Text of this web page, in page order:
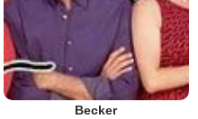
Becker